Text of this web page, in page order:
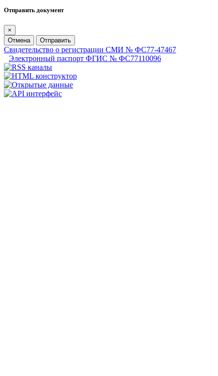
Отправить документ
×
Отмена
Отправить
Свидетельство о регистрации СМИ № ФС77-47467
Электронный паспорт ФГИС № ФС77110096